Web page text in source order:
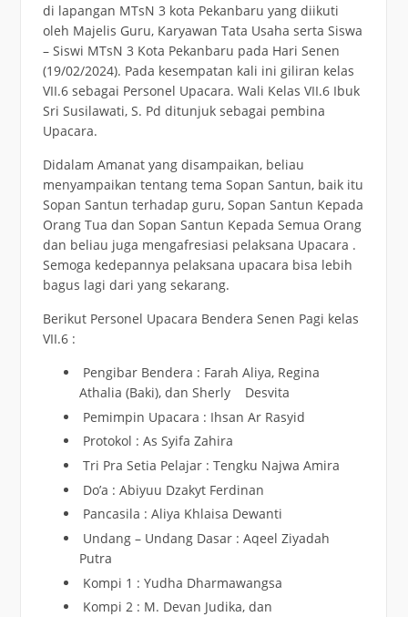
di lapangan MTsN 3 kota Pekanbaru yang diikuti
oleh Majelis Guru, Karyawan Tata Usaha serta Siswa
– Siswi MTsN 3 Kota Pekanbaru pada Hari Senen
(19/02/2024). Pada kesempatan kali ini giliran kelas
VII.6 sebagai Personel Upacara. Wali Kelas VII.6 Ibuk
Sri Susilawati, S. Pd ditunjuk sebagai pembina
Upacara.
Didalam Amanat yang disampaikan, beliau
menyampaikan tentang tema Sopan Santun, baik itu
Sopan Santun terhadap guru, Sopan Santun Kepada
Orang Tua dan Sopan Santun Kepada Semua Orang
dan beliau juga mengafresiasi pelaksana Upacara .
Semoga kedepannya pelaksana upacara bisa lebih
bagus lagi dari yang sekarang.
Berikut Personel Upacara Bendera Senen Pagi kelas
VII.6 :
Pengibar Bendera : Farah Aliya, Regina
Athalia (Baki), dan Sherly Desvita
Pemimpin Upacara : Ihsan Ar Rasyid
Protokol : As Syifa Zahira
Tri Pra Setia Pelajar : Tengku Najwa Amira
Do’a : Abiyuu Dzakyt Ferdinan
Pancasila : Aliya Khlaisa Dewanti
Undang – Undang Dasar : Aqeel Ziyadah
Putra
Kompi 1 : Yudha Dharmawangsa
Kompi 2 : M. Devan Judika, dan